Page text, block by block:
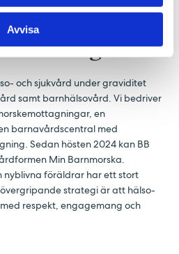
Avvisa
med 9 timmar, varav minskad
hela vägen
och sjukvård under graviditet
samt barnhälsovård. Vi bedriver
en
barnavårdscentral med
Sedan hösten 2024 kan BB
Min Barnmorska.
nyblivna föräldrar har ett stort
strategi är att hälso-
respekt, engagemang och